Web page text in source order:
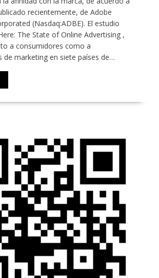
recientemente, de Adobe
(Nasdaq:ADBE). El estudio
The State of Online Advertising ,
a consumidores como a
de marketing en siete países de…